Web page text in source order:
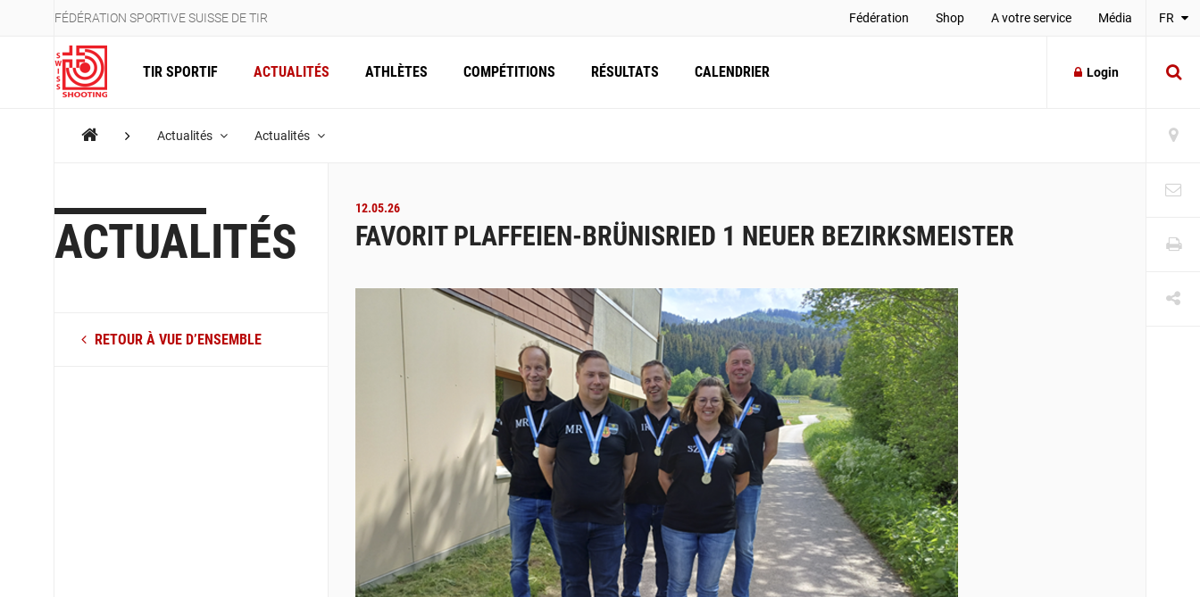
FÉDÉRATION SPORTIVE SUISSE DE TIR Fédération Shop A votre service Média FR
TIR SPORTIF ACTUALITÉS ATHLÈTES COMPÉTITIONS RÉSULTATS CALENDRIER Login
Actualités Actualités
ACTUALITÉS
RETOUR À VUE D’ENSEMBLE
12.05.26
FAVORIT PLAFFEIEN-BRÜNISRIED 1 NEUER BEZIRKSMEISTER